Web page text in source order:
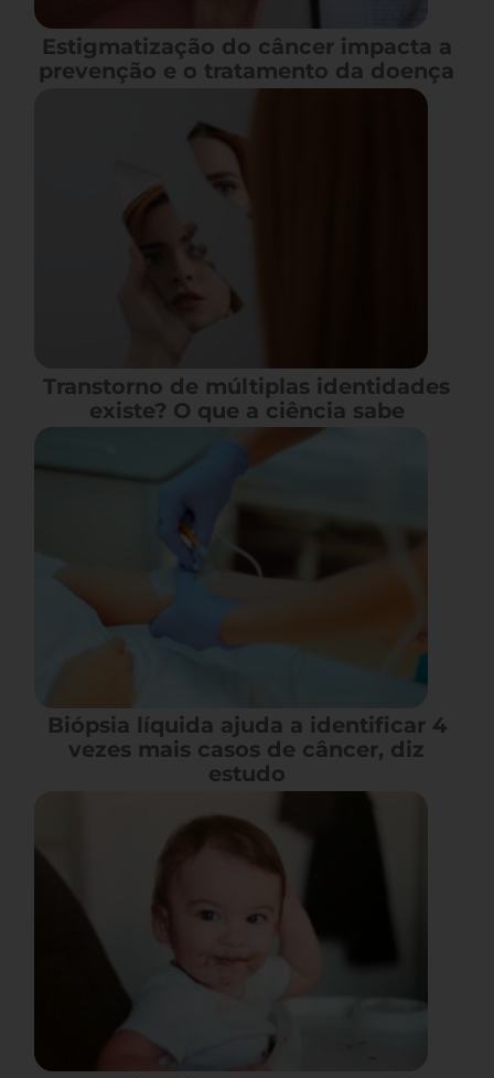
Estigmatização do câncer impacta a
prevenção e o tratamento da doença
Transtorno de múltiplas identidades
existe? O que a ciência sabe
Biópsia líquida ajuda a identificar 4
vezes mais casos de câncer, diz
estudo